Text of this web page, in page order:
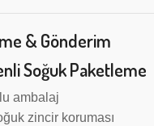
& Gönderim
Soğuk Paketleme
ambalaj
zincir koruması